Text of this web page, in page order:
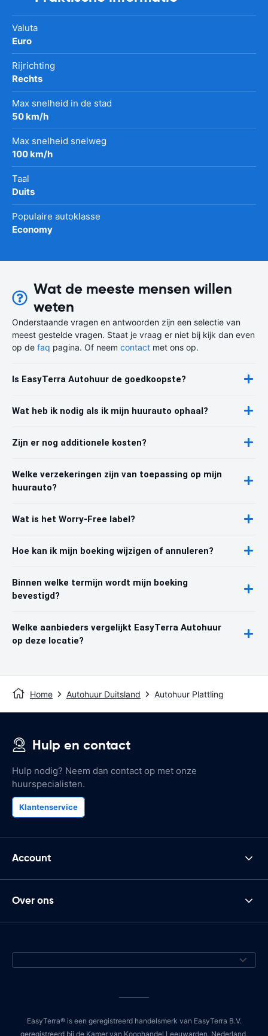
Valuta
Euro
Rijrichting
Rechts
Max snelheid in de stad
50 km/h
Max snelheid snelweg
100 km/h
Taal
Duits
Populaire autoklasse
Economy
Wat de meeste mensen willen
weten
Onderstaande vragen en antwoorden zijn een selectie van
meest gestelde vragen. Staat je vraag er niet bij kijk dan even
op de faq pagina. Of neem contact met ons op.
Is EasyTerra Autohuur de goedkoopste?
Wat heb ik nodig als ik mijn huurauto ophaal?
Zijn er nog additionele kosten?
Welke verzekeringen zijn van toepassing op mijn
huurauto?
Wat is het Worry-Free label?
Hoe kan ik mijn boeking wijzigen of annuleren?
Binnen welke termijn wordt mijn boeking
bevestigd?
Welke aanbieders vergelijkt EasyTerra Autohuur
op deze locatie?
Home Autohuur Duitsland Autohuur Plattling
Hulp en contact
Hulp nodig? Neem dan contact op met onze
huurspecialisten.
Klantenservice
Account
Over ons
EasyTerra® is een geregistreerd handelsmerk van EasyTerra B.V.
geregistreerd bij de Kamer van Koophandel Leeuwarden, Nederland,